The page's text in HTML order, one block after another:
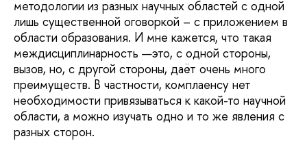
методологии из разных научных областей с одной
лишь существенной оговоркой – с приложением в
области образования. И мне кажется, что такая
междисциплинарность —это, с одной стороны,
вызов, но, с другой стороны, даёт очень много
преимуществ. В частности, комплаенсу нет
необходимости привязываться к какой-то научной
области, а можно изучать одно и то же явления с
разных сторон.